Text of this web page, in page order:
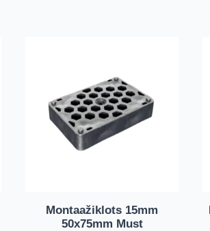
Montaažiklots 15mm
50x75mm Must